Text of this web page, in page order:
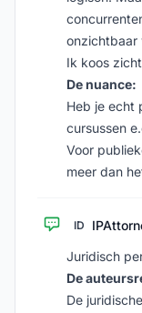
onzichtbaar
Ik koos
De nuance:
Heb je echt
cursussen
Voor
meer dan
ID
Juridisch
De
De